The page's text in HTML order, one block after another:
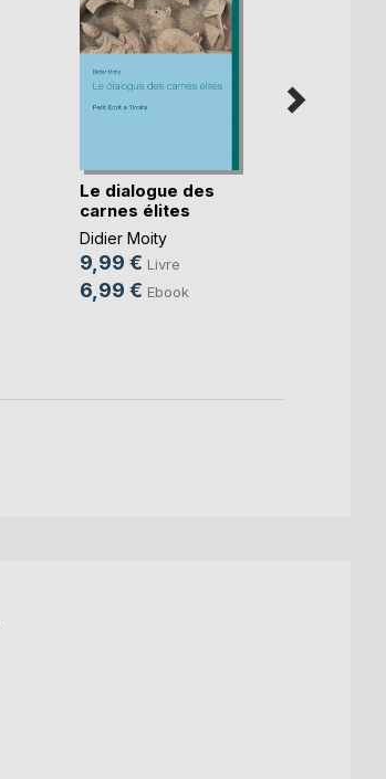
Le dialogue des
carnes élites
Didier Moity
9,99 € Livre
6,99 € Ebook